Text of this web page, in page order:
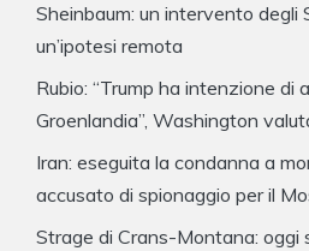
Sheinbaum: un intervento degli
un’ipotesi remota
Rubio: “Trump ha intenzione di
Groenlandia”, Washington
Iran: eseguita la condanna a
accusato di spionaggio per il
Strage di Crans-Montana: oggi